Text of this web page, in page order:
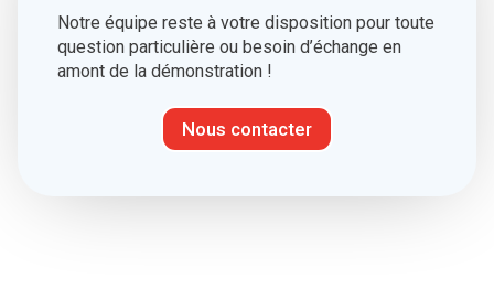
Notre équipe reste à votre disposition pour toute
question particulière ou besoin d’échange en
amont de la démonstration !
Nous contacter